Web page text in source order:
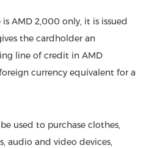
AMD 2,000 only, it is issued
the cardholder an
line of credit in AMD
currency equivalent for a
used to purchase clothes,
audio and video devices,